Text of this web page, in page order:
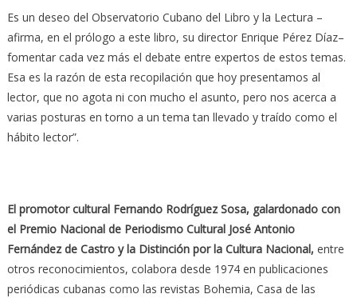
Es un deseo del Observatorio Cubano del Libro y la Lectura –
afirma, en el prólogo a este libro, su director Enrique Pérez Díaz–
fomentar cada vez más el debate entre expertos de estos temas.
Esa es la razón de esta recopilación que hoy presentamos al
lector, que no agota ni con mucho el asunto, pero nos acerca a
varias posturas en torno a un tema tan llevado y traído como el
hábito lector”.
El promotor cultural Fernando Rodríguez Sosa, galardonado con
el Premio Nacional de Periodismo Cultural José Antonio
Fernández de Castro y la Distinción por la Cultura Nacional, entre
otros reconocimientos, colabora desde 1974 en publicaciones
periódicas cubanas como las revistas Bohemia, Casa de las